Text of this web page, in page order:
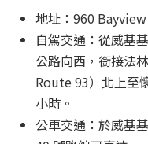
地址：960
自駕交通：從威基
公路向西，銜接法
Route 93）北上至
小時。
公車交通：於威基